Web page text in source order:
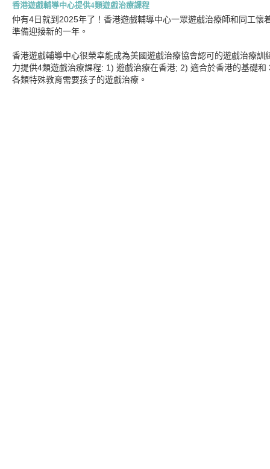
香港遊戲輔導中心提供4類遊戲治療課程
仲有4日就到2025年了！香港遊戲輔導中心一眾遊戲治療師和同工懷
準備迎接新的一年。
香港遊戲輔導中心很榮幸能成為美國遊戲治療協會認可的遊戲治療訓
力提供4類遊戲治療課程: 1) 遊戲治療在香港; 2) 適合於香港的基礎
各類特殊教育需要孩子的遊戲治療。